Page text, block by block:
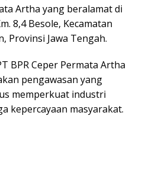
Artha yang beralamat di
8,4 Besole, Kecamatan
Provinsi Jawa Tengah.
BPR Ceper Permata Artha
pengawasan yang
memperkuat industri
kepercayaan masyarakat.